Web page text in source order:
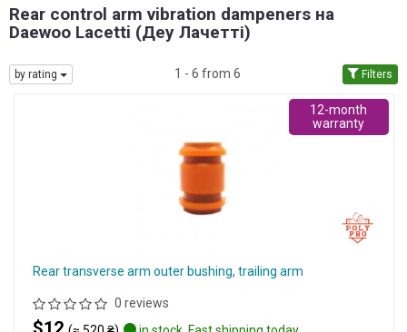
Rear control arm vibration dampeners на
Daewoo Lacetti (Деу Лачетті)
by rating 1 - 6 from 6 Filters
Rear transverse arm outer bushing, trailing arm
0 reviews
12-month
warranty